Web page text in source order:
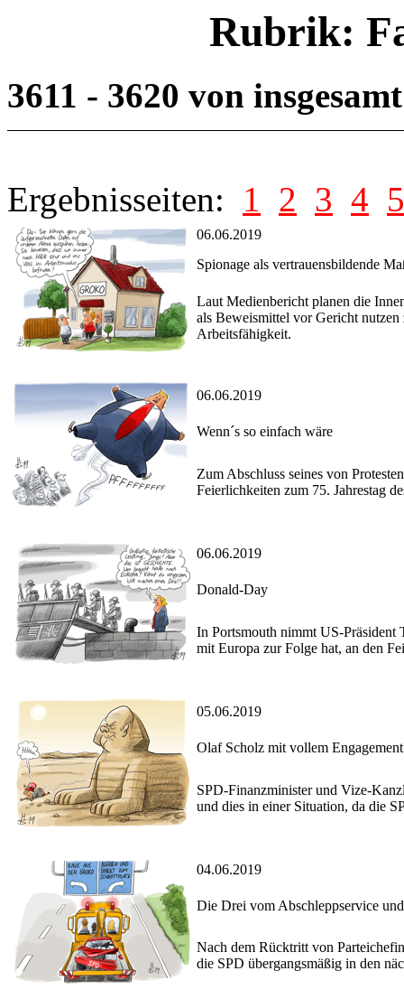
Rubrik:
3611 - 3620 von
Ergebnisseiten: 1 2 3 4 5
06.06.2019
Spionage als vertrauensbildende
Laut Medienbericht planen die
als Beweismittel vor Gericht
Arbeitsfähigkeit.
06.06.2019
Wenn´s so einfach wäre
Zum Abschluss seines von
Feierlichkeiten zum 75. Jahrestag
06.06.2019
Donald-Day
In Portsmouth nimmt US-Präsident
mit Europa zur Folge hat, an den
05.06.2019
Olaf Scholz mit vollem Engagement
SPD-Finanzminister und Vize-
und dies in einer Situation, da die
04.06.2019
Die Drei vom Abschleppservice
Nach dem Rücktritt von
die SPD übergangsmäßig in den